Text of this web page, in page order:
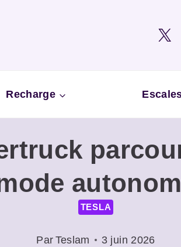
Recharge
TESLA
Par Teslam 3 juin 2026